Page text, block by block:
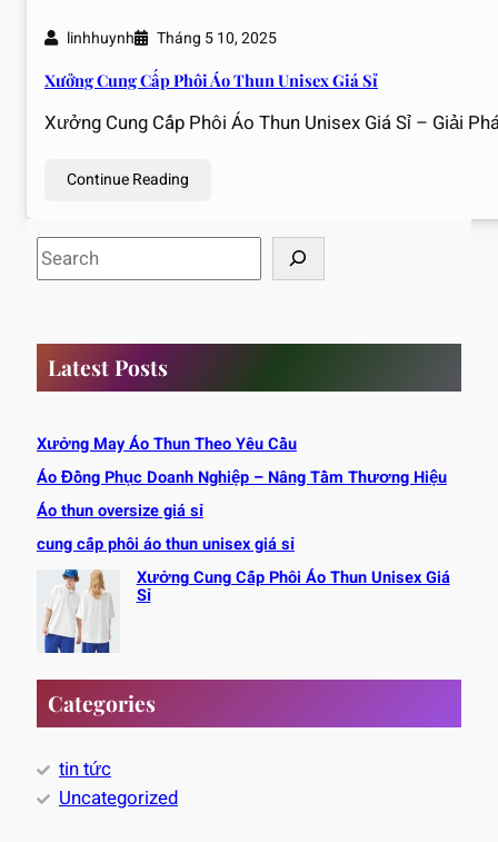
linhhuynh Tháng 5 10, 2025
Xưởng Cung Cấp Phôi Áo Thun Unisex Giá Sỉ
Xưởng Cung Cấp Phôi Áo Thun Unisex Giá Sỉ – Giải
Continue Reading
S
e
h
Latest Posts
Xưởng May Áo Thun Theo Yêu Cầu
Áo Đồng Phục Doanh Nghiệp – Nâng Tầm Thương Hiệu
Áo thun oversize giá sỉ
cung cấp phôi áo thun unisex giá sỉ
Xưởng Cung Cấp Phôi Áo Thun Unisex Giá
Sỉ
Categories
tin tức
Uncategorized